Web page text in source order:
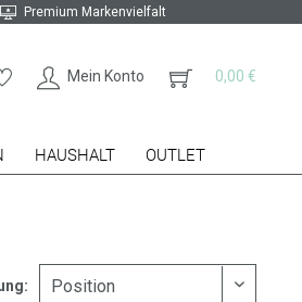
Premium Markenvielfalt
Mein Konto 0,00 €
HAUSHALT OUTLET